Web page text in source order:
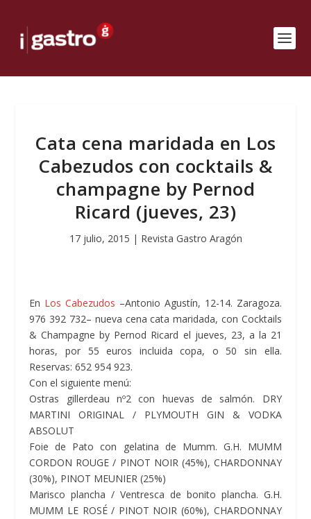
Cata cena maridada en Los
Cabezudos con cocktails &
champagne by Pernod
Ricard (jueves, 23)
17 julio, 2015 | Revista Gastro Aragón
En Los Cabezudos –Antonio Agustín, 12-14. Zaragoza.
976 392 732– nueva cena cata maridada, con Cocktails
& Champagne by Pernod Ricard el jueves, 23, a la 21
horas, por 55 euros incluida copa, o 50 sin ella.
Reservas: 652 954 923.
Con el siguiente menú:
Ostras gillerdeau nº2 con huevas de salmón. DRY
MARTINI ORIGINAL / PLYMOUTH GIN & VODKA
ABSOLUT
Foie de Pato con gelatina de Mumm. G.H. MUMM
CORDON ROUGE / PINOT NOIR (45%), CHARDONNAY
(30%), PINOT MEUNIER (25%)
Marisco plancha / Ventresca de bonito plancha. G.H.
MUMM LE ROSÉ / PINOT NOIR (60%), CHARDONNAY